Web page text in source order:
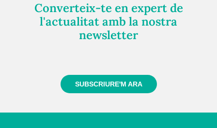
Converteix-te en expert de
l'actualitat amb la nostra
newsletter
SUBSCRIURE'M ARA